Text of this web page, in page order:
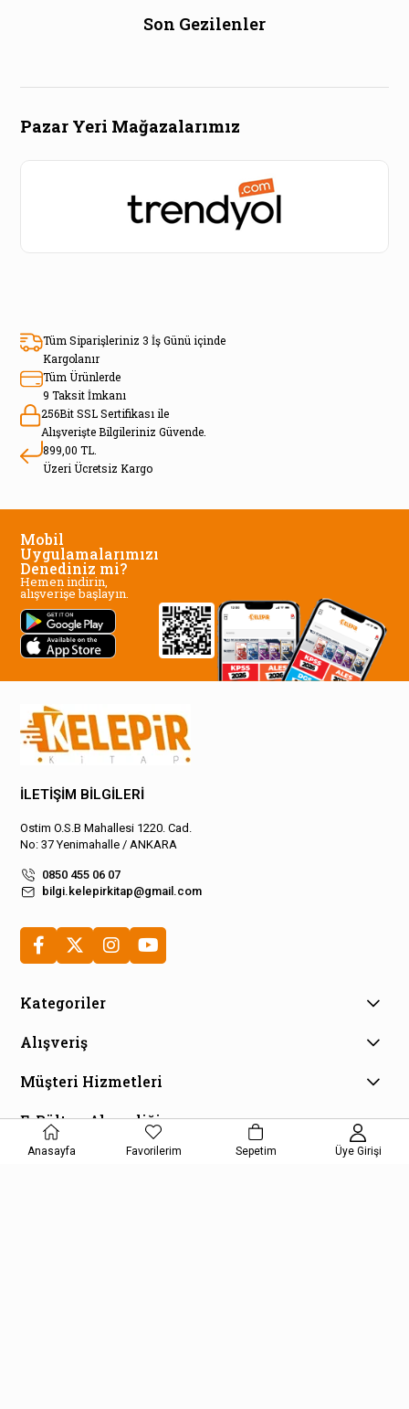
Son Gezilenler
Pazar Yeri Mağazalarımız
Tüm Siparişleriniz 3 İş Günü içinde
Kargolanır
Tüm Ürünlerde
9 Taksit İmkanı
256Bit SSL Sertifikası ile
Alışverişte Bilgileriniz Güvende.
899,00 TL.
Üzeri Ücretsiz Kargo
Mobil
Uygulamalarımızı
Denediniz mi?
Hemen indirin,
alışverişe başlayın.
İLETİŞİM BİLGİLERİ
Ostim O.S.B Mahallesi 1220. Cad.
No: 37 Yenimahalle / ANKARA
0850 455 06 07
bilgi.kelepirkitap@gmail.com
Kategoriler
Alışveriş
Müşteri Hizmetleri
E-Bülten Aboneliği
Kampanya ve fırsatlardan haberdar olmak için e-bültenimize
kayıt olun!
Anasayfa Favorilerim Sepetim Üye Girişi